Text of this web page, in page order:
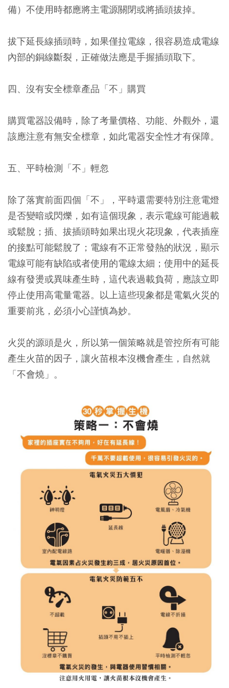
備）不使用時都應將主電源關閉或將插頭拔掉。
拔下延長線插頭時，如果僅拉電線，很容易造成電線
內部的銅線斷裂，正確做法應是手握插頭取下。
四、沒有安全標章產品「不」購買
購買電器設備時，除了考量價格、功能、外觀外，還
該應注意有無安全標章，如此電器安全性才有保障。
五、平時檢測「不」輕忽
除了落實前面四個「不」，平時還需要特別注意電燈
是否變暗或閃爍，如有這個現象，表示電線可能過載
或鬆脫；插、拔插頭時如果出現火花現象，代表插座
的接點可能鬆脫了；電線有不正常發熱的狀況，顯示
電線可能有缺陷或者使用的電線太細；使用中的延長
線有發燙或異味產生時，這代表過載負荷，應該立即
停止使用高電量電器。以上這些現象都是電氣火災的
重要前兆，必須小心謹慎為妙。
火災的源頭是火，所以第一個策略就是管控所有可能
產生火苗的因子，讓火苗根本沒機會產生，自然就
「不會燒」。